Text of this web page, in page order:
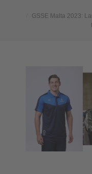
GSSE Malta 2023: